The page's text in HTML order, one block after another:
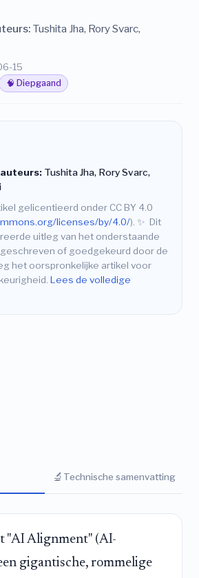
Tushita Jha, Rory Svarc,
15
🧠 Diepgaand
Tushita Jha, Rory Svarc,
gelicentieerd onder CC BY 4.0
licenses/by/4.0/). ✨ Dit
uitleg van het onderstaande
of goedgekeurd door de
het oorspronkelijke artikel voor
Lees de volledige
🔬 Technische samenvatting
"AI Alignment" (AI-
gigantische, rommelige